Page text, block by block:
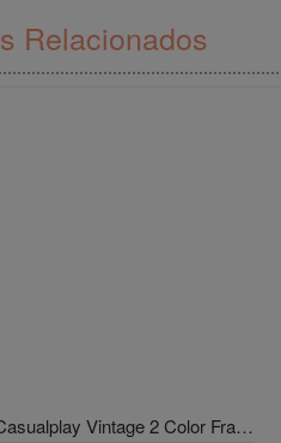
Relacionados
Cochecito Casualplay Vintage 2 Color Frambuesa